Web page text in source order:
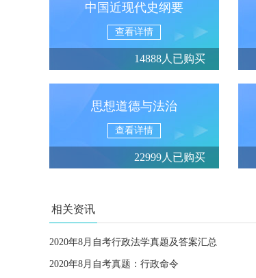
中国近现代史纲要
查看详情
14888人已购买
思想道德与法治
查看详情
22999人已购买
相关资讯
2020年8月自考行政法学真题及答案汇总
2020年8月自考真题：行政命令